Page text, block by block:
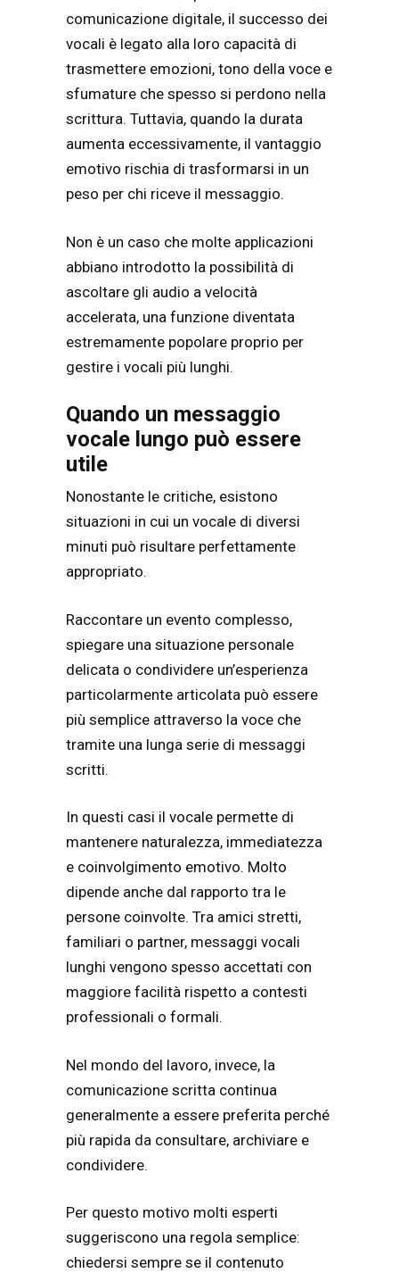
comunicazione digitale, il successo dei
vocali è legato alla loro capacità di
trasmettere emozioni, tono della voce e
sfumature che spesso si perdono nella
scrittura. Tuttavia, quando la durata
aumenta eccessivamente, il vantaggio
emotivo rischia di trasformarsi in un
peso per chi riceve il messaggio.
Non è un caso che molte applicazioni
abbiano introdotto la possibilità di
ascoltare gli audio a velocità
accelerata, una funzione diventata
estremamente popolare proprio per
gestire i vocali più lunghi.
Quando un messaggio
vocale lungo può essere
utile
Nonostante le critiche, esistono
situazioni in cui un vocale di diversi
minuti può risultare perfettamente
appropriato.
Raccontare un evento complesso,
spiegare una situazione personale
delicata o condividere un’esperienza
particolarmente articolata può essere
più semplice attraverso la voce che
tramite una lunga serie di messaggi
scritti.
In questi casi il vocale permette di
mantenere naturalezza, immediatezza
e coinvolgimento emotivo. Molto
dipende anche dal rapporto tra le
persone coinvolte. Tra amici stretti,
familiari o partner, messaggi vocali
lunghi vengono spesso accettati con
maggiore facilità rispetto a contesti
professionali o formali.
Nel mondo del lavoro, invece, la
comunicazione scritta continua
generalmente a essere preferita perché
più rapida da consultare, archiviare e
condividere.
Per questo motivo molti esperti
suggeriscono una regola semplice:
chiedersi sempre se il contenuto